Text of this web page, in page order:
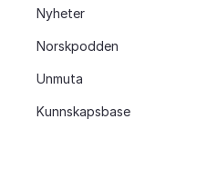
Nyheter
Norskpodden
Unmuta
Kunnskapsbase